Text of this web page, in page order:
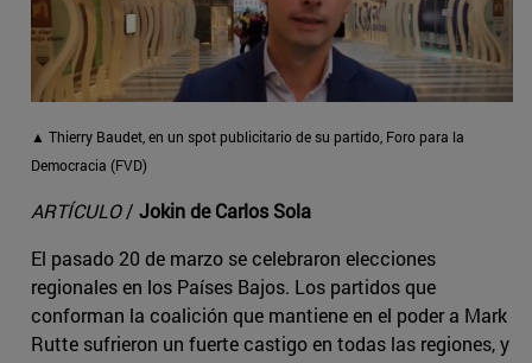
▲ Thierry Baudet, en un spot publicitario de su partido, Foro para la
Democracia (FVD)
ARTÍCULO/ Jokin de Carlos Sola
El pasado 20 de marzo se celebraron elecciones
regionales en los Países Bajos. Los partidos que
conforman la coalición que mantiene en el poder a Mark
Rutte sufrieron un fuerte castigo en todas las regiones, y